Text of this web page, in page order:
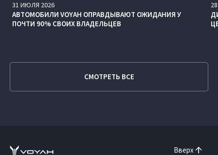
31 ИЮЛЯ 2026
АВТОМОБИЛИ VOYAH ОПРАВДЫВАЮТ ОЖИДАНИЯ У
ПОЧТИ 90% СВОИХ ВЛАДЕЛЬЦЕВ
28
СМОТРЕТЬ ВСЕ
Вверх